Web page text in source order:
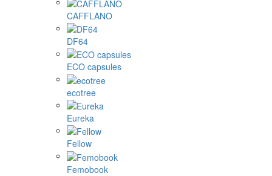
CAFFLANO
DF64
ECO capsules
ecotree
Eureka
Fellow
Femobook